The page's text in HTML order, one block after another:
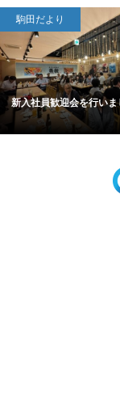
駒田だより
新入社員歓迎会を行いま